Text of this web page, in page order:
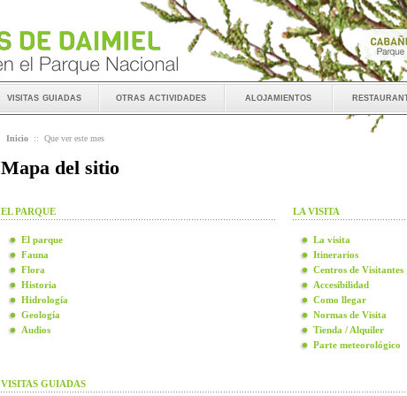
visitas guiadas otras actividades alojamientos
Inicio :: Que ver este mes
Mapa del sitio
EL PARQUE
El parque
Fauna
Flora
Historia
Hidrología
Geología
Audios
LA VISITA
La visita
Itinerarios
Centros de Visitantes
Accesibilidad
Como llegar
Normas de Visita
Tienda / Alquiler
Parte meteorológico
VISITAS GUIADAS